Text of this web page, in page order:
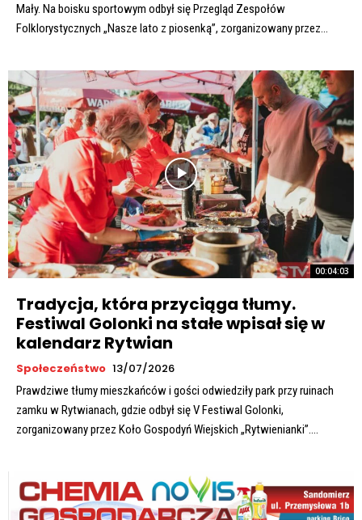
Mały. Na boisku sportowym odbył się Przegląd Zespołów
Folklorystycznych „Nasze lato z piosenką”, zorganizowany przez...
00:04:03
Tradycja, która przyciąga tłumy.
Festiwal Golonki na stałe wpisał się w
kalendarz Rytwian
Społeczeństwo 13/07/2026
Prawdziwe tłumy mieszkańców i gości odwiedziły park przy ruinach
zamku w Rytwianach, gdzie odbył się V Festiwal Golonki,
zorganizowany przez Koło Gospodyń Wiejskich „Rytwienianki”....